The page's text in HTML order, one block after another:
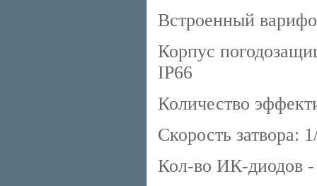
Встроенный
Корпус
IP66
Количество
Скорость затвора:
Кол-во ИК-диодов